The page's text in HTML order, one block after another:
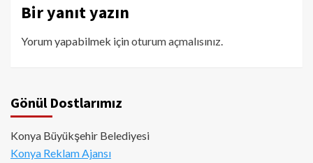
Bir yanıt yazın
Yorum yapabilmek içinoturum açmalısınız.
Gönül Dostlarımız
Konya Büyükşehir Belediyesi
Konya Reklam Ajansı